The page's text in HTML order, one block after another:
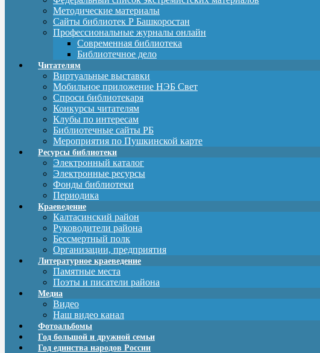
Методические материалы
Сайты библиотек Р Башкоростан
Профессиональные журналы онлайн
Современная библиотека
Библиотечное дело
Читателям
Виртуальные выставки
Мобильное приложение НЭБ Свет
Спроси библиотекаря
Конкурсы читателям
Клубы по интересам
Библиотечные сайты РБ
Мероприятия по Пушкинской карте
Ресурсы библиотеки
Электронный каталог
Электронные ресурсы
Фонды библиотеки
Периодика
Краеведение
Калтасинский район
Руководители района
Бессмертный полк
Организации, предприятия
Литературное краеведение
Памятные места
Поэты и писатели района
Медиа
Видео
Наш видео канал
Фотоальбомы
Год большой и дружной семьи
Год единства народов России